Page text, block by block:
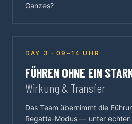
Ganzes?
DAY 3 · 09–14 UHR
FÜHREN OHNE EIN
Wirkung & Transfer
Das Team übernimmt die
Regatta-Modus — unter